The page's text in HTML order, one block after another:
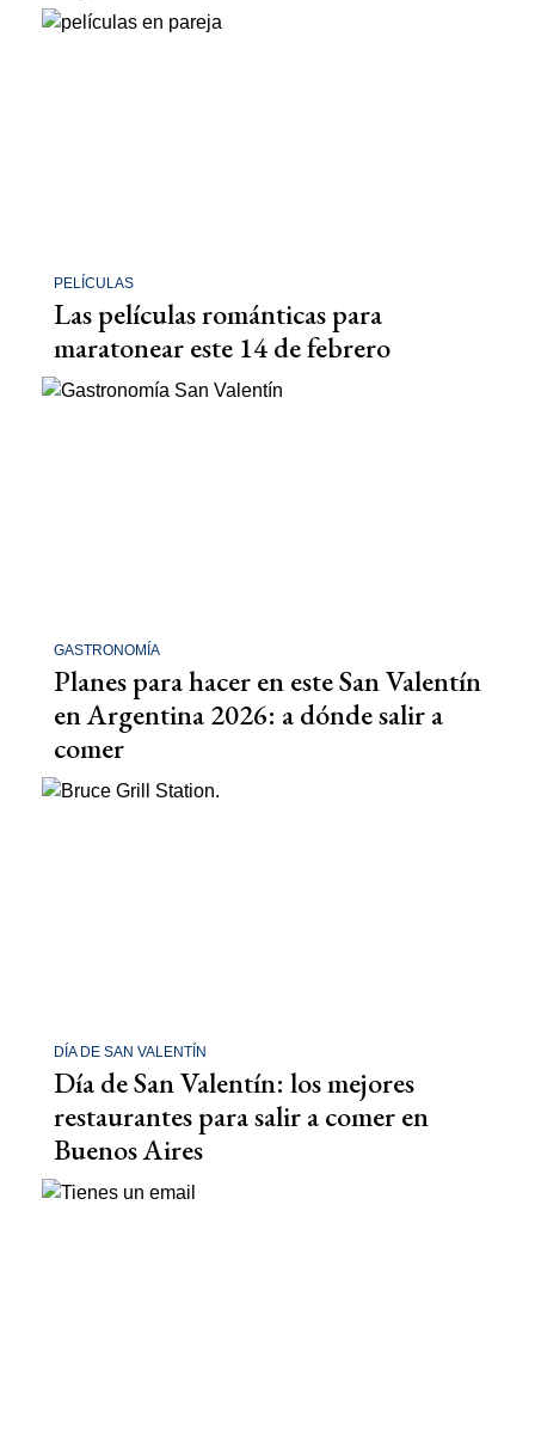
PELÍCULAS
Las películas románticas para
maratonear este 14 de febrero
GASTRONOMÍA
Planes para hacer en este San Valentín
en Argentina 2026: a dónde salir a
comer
DÍA DE SAN VALENTÍN
Día de San Valentín: los mejores
restaurantes para salir a comer en
Buenos Aires